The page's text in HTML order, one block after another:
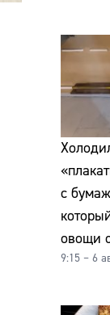
с
овощи
9:15 – 6